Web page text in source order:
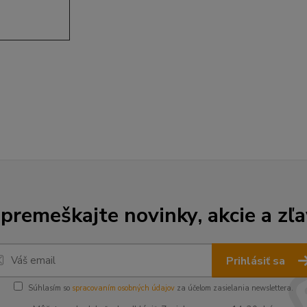
novinky, akcie a
Prihlásiť sa
Súhlasím so spracovaním osobných údajov za účelom zasielania newslettera.